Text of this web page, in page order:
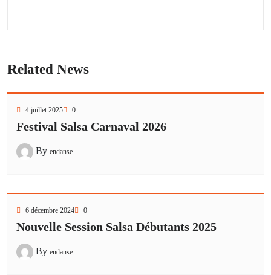
Related News
4 juillet 2025 0
Festival Salsa Carnaval 2026
By endanse
6 décembre 2024 0
Nouvelle Session Salsa Débutants 2025
By endanse